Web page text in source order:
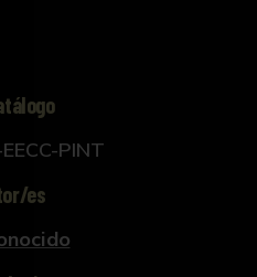
PINT
es